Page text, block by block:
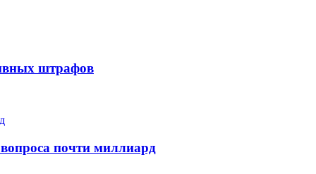
штрафов
почти миллиард